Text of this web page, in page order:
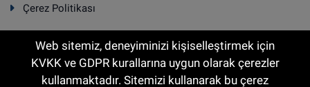
Çerez Politikası
RSS Copyright © 2025 Sonhaber.eu Her hakkı saklıdır.
Web sitemiz, deneyiminizi kişiselleştirmek için
KVKK ve GDPR kurallarına uygun olarak çerezler
kullanmaktadır. Sitemizi kullanarak bu çerez